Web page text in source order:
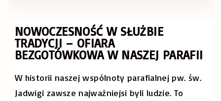
NOWOCZESNOŚĆ W SŁUŻBIE
TRADYCJI – OFIARA
BEZGOTÓWKOWA W NASZEJ PARAFII
W historii naszej wspólnoty parafialnej pw. św.
Jadwigi zawsze najważniejsi byli ludzie. To